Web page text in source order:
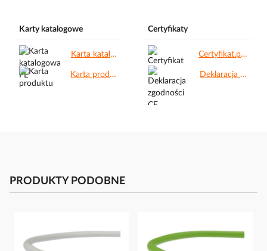
Karty katalogowe
Karta katalogowa PL.pdf
Karta produktu.pdf
Certyfikaty
Certyfikat.pdf
Deklaracja zgodności CE.pdf
PRODUKTY PODOBNE